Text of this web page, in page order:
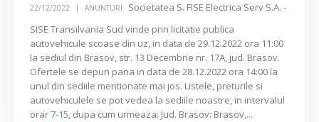
22/12/2022 ANUNTURI
Societatea S. FISE Electrica Serv S.A. -
SISE Transilvania Sud vinde prin licitatie publica
autovehicule scoase din uz, in data de 29.12.2022 ora 11:00
la sediul din Brasov, str. 13 Decembrie nr. 17A, jud. Brasov.
Ofertele se depun pana in data de 28.12.2022 ora 14:00 la
unul din sediile mentionate mai jos. Listele, preturile si
autovehiculele se pot vedea la sediile noastre, in intervalul
orar 7-15, dupa cum urmeaza: Jud. Brasov: Brasov,...